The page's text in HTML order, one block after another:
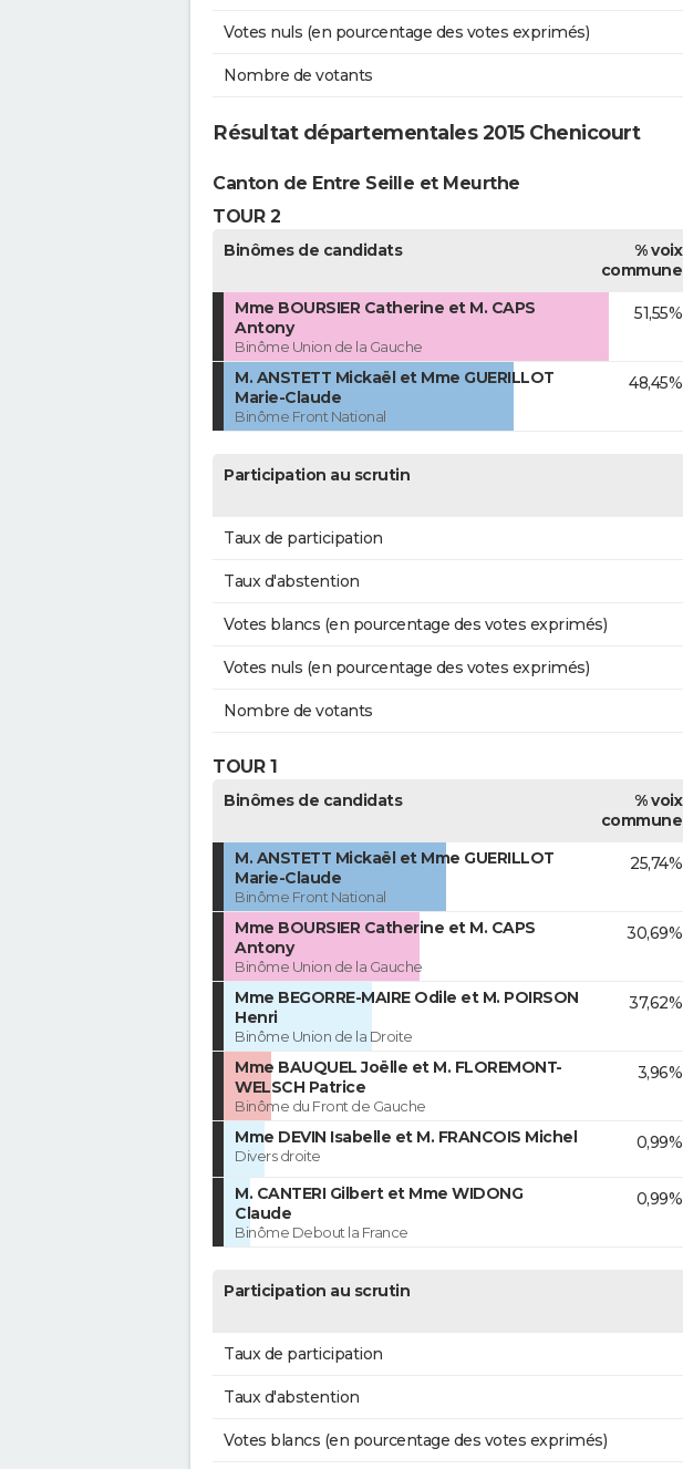
Votes nuls (en pourcentage des votes exprimés)
Nombre de votants
Résultat départementales 2015 Chenicourt
Canton de Entre Seille et Meurthe
TOUR 2
Binômes de candidats
% voix
commune
Mme BOURSIER Catherine et M. CAPS
Antony
Binôme Union de la Gauche
51,55%
M. ANSTETT Mickaël et Mme GUERILLOT
Marie-Claude
Binôme Front National
48,45%
Participation au scrutin
Taux de participation
Taux d'abstention
Votes blancs (en pourcentage des votes exprimés)
Votes nuls (en pourcentage des votes exprimés)
Nombre de votants
TOUR 1
Binômes de candidats
% voix
commune
M. ANSTETT Mickaël et Mme GUERILLOT
Marie-Claude
Binôme Front National
25,74%
Mme BOURSIER Catherine et M. CAPS
Antony
Binôme Union de la Gauche
30,69%
Mme BEGORRE-MAIRE Odile et M. POIRSON
Henri
Binôme Union de la Droite
37,62%
Mme BAUQUEL Joëlle et M. FLOREMONT-
WELSCH Patrice
Binôme du Front de Gauche
3,96%
Mme DEVIN Isabelle et M. FRANCOIS Michel
Divers droite
0,99%
M. CANTERI Gilbert et Mme WIDONG
Claude
Binôme Debout la France
0,99%
Participation au scrutin
Taux de participation
Taux d'abstention
Votes blancs (en pourcentage des votes exprimés)